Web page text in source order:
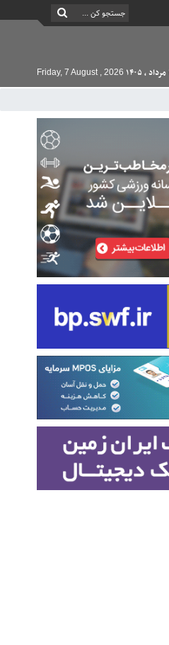
Friday, 7 August , 2026